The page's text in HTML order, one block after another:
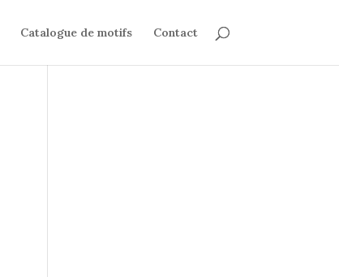
Catalogue de motifs Contact